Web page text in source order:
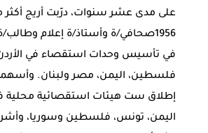
على مدى عشر سنوات، درّبت أريج أكثر
1956صحافي/ة وأستاذ/ة إعلام
في تأسيس وحدات استقصاء في
فلسطين، اليمن، مصر ولبنان.
إطلاق ست هيئات استقصائية محلية
اليمن، تونس، فلسطين وسوريا،